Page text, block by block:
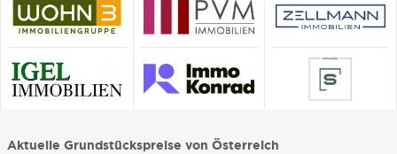
Aktuelle Grundstückspreise von Österreich